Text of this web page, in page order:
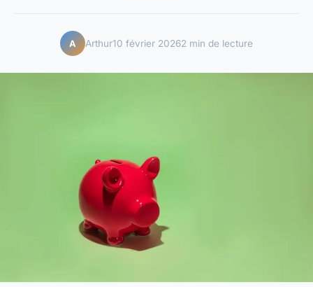
A Arthur10 février 20262 min de lecture